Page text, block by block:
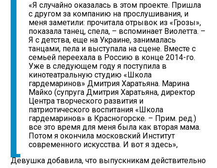
«Я случайно оказалась в этом проекте. Пришла
с другом за компанию на прослушивания, и
меня заметили: прочитала отрывок из «Грозы»,
показала танец, спела, – вспоминает Виолетта. –
Я с детства, еще на Украине, занималась
танцами, пела и выступала на сцене. Вместе с
семьей переехала в Россию в конце 2014-го.
Уже в следующем году я поступила в
кинотеатральную студию «Школа
гардемаринов» Дмитрия Харатьяна. Марина
Майко (супруга Дмитрия Харатьяна, директор
Центра творческого развития и
патриотического воспитания «Школа
гардемаринов» в Красногорске. – Прим. ред.)
все это время для меня была как вторая мама.
Потом я окончила московский Институт
современного искусства. И вот я здесь»,
Девушка добавила, что выпускникам действительно